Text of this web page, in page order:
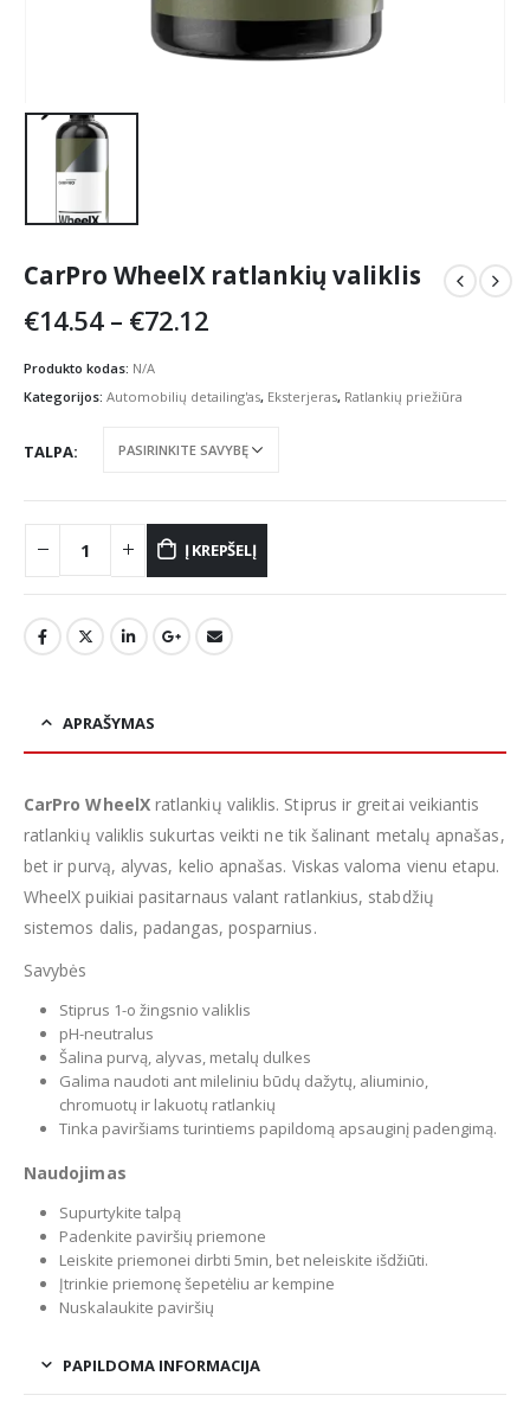
CarPro WheelX ratlankių valiklis
€14.54 – €72.12Price
through
Produkto kodas: N/A
Kategorijos: Automobilių detailing'as, Eksterjeras, Ratlankių priežiūra
TALPA
Į KREPŠELĮ
APRAŠYMAS
CarPro WheelXratlankių valiklis. Stiprus ir greitai veikiantis
ratlankių valiklis sukurtas veikti ne tik šalinant metalų apnašas,
bet ir purvą, alyvas, kelio apnašas. Viskas valoma vienu etapu.
WheelX puikiai pasitarnaus valant ratlankius, stabdžių
sistemos dalis, padangas, posparnius.
Savybės
Stiprus 1-o žingsnio valiklis
pH-neutralus
Šalina purvą, alyvas, metalų dulkes
Galima naudoti ant mileliniu būdų dažytų, aliuminio,
chromuotų ir lakuotų ratlankių
Tinka paviršiams turintiems papildomą apsauginį padengimą.
Naudojimas
Supurtykite talpą
Padenkite paviršių priemone
Leiskite priemonei dirbti 5min, bet neleiskite išdžiūti.
Įtrinkie priemonę šepetėliu ar kempine
Nuskalaukite paviršių
PAPILDOMA INFORMACIJA